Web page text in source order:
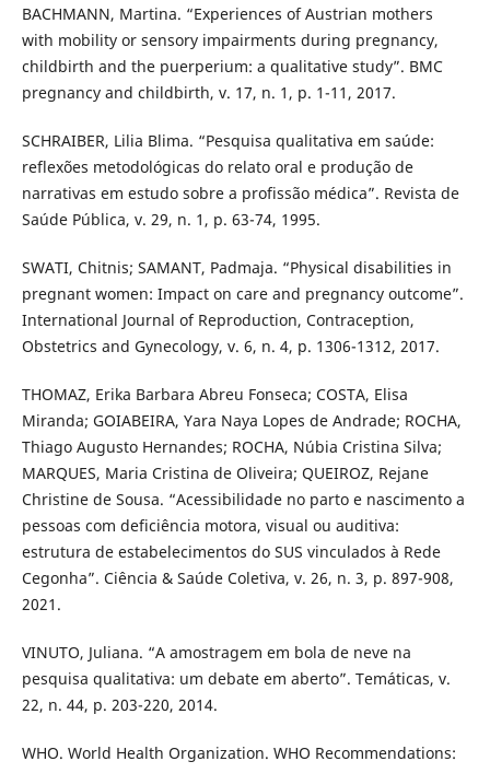
BACHMANN, Martina. “Experiences of Austrian mothers
with mobility or sensory impairments during pregnancy,
childbirth and the puerperium: a qualitative study”. BMC
pregnancy and childbirth, v. 17, n. 1, p. 1-11, 2017.
SCHRAIBER, Lilia Blima. “Pesquisa qualitativa em saúde:
reflexões metodológicas do relato oral e produção de
narrativas em estudo sobre a profissão médica”. Revista de
Saúde Pública, v. 29, n. 1, p. 63-74, 1995.
SWATI, Chitnis; SAMANT, Padmaja. “Physical disabilities in
pregnant women: Impact on care and pregnancy outcome”.
International Journal of Reproduction, Contraception,
Obstetrics and Gynecology, v. 6, n. 4, p. 1306-1312, 2017.
THOMAZ, Erika Barbara Abreu Fonseca; COSTA, Elisa
Miranda; GOIABEIRA, Yara Naya Lopes de Andrade; ROCHA,
Thiago Augusto Hernandes; ROCHA, Núbia Cristina Silva;
MARQUES, Maria Cristina de Oliveira; QUEIROZ, Rejane
Christine de Sousa. “Acessibilidade no parto e nascimento a
pessoas com deficiência motora, visual ou auditiva:
estrutura de estabelecimentos do SUS vinculados à Rede
Cegonha”. Ciência & Saúde Coletiva, v. 26, n. 3, p. 897-908,
2021.
VINUTO, Juliana. “A amostragem em bola de neve na
pesquisa qualitativa: um debate em aberto”. Temáticas, v.
22, n. 44, p. 203-220, 2014.
WHO. World Health Organization. WHO Recommendations: